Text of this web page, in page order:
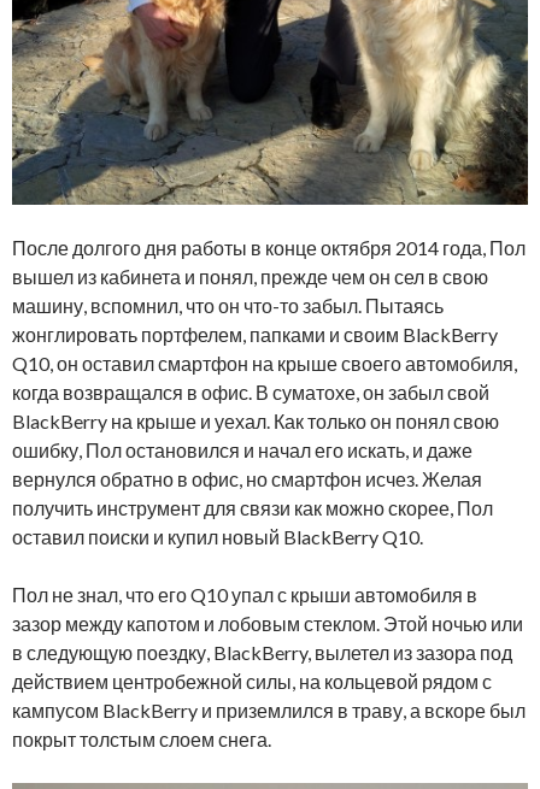
После долгого дня работы в конце октября 2014 года, Пол
вышел из кабинета и понял, прежде чем он сел в свою
машину, вспомнил, что он что-то забыл. Пытаясь
жонглировать портфелем, папками и своим BlackBerry
Q10, он оставил смартфон на крыше своего автомобиля,
когда возвращался в офис. В суматохе, он забыл свой
BlackBerry на крыше и уехал. Как только он понял свою
ошибку, Пол остановился и начал его искать, и даже
вернулся обратно в офис, но смартфон исчез. Желая
получить инструмент для связи как можно скорее, Пол
оставил поиски и купил новый BlackBerry Q10.
Пол не знал, что его Q10 упал с крыши автомобиля в
зазор между капотом и лобовым стеклом. Этой ночью или
в следующую поездку, BlackBerry, вылетел из зазора под
действием центробежной силы, на кольцевой рядом с
кампусом BlackBerry и приземлился в траву, а вскоре был
покрыт толстым слоем снега.